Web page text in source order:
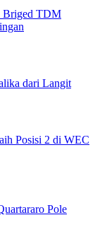
Briged TDM
dari Langit
Posisi 2 di WEC
Pole